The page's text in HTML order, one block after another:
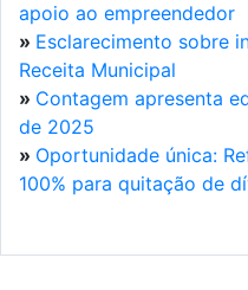
apoio ao empreendedor
» Esclarecimento sobre
Receita Municipal
» Contagem apresenta
de 2025
» Oportunidade única:
100% para quitação de